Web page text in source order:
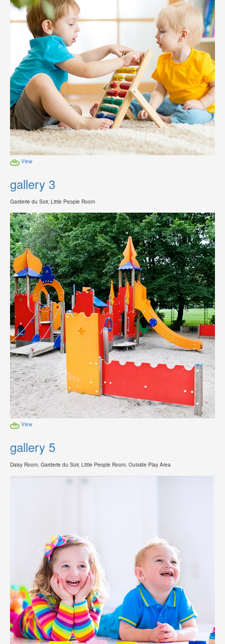
View
gallery 3
Garderie du Soir, Little People Room
View
gallery 5
Daisy Room, Garderie du Soir, Little People Room, Outside Play Area